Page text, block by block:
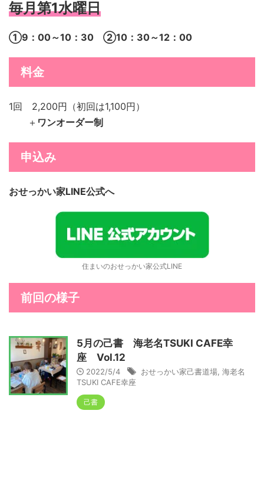
毎月第1水曜日
①9：00～10：30 ②10：30～12：00
料金
1回 2,200円（初回は1,100円）
＋ ワンオーダー制
申込み
おせっかい家LINE公式へ
住まいのおせっかい家公式LINE
前回の様子
5月の己書 海老名TSUKI CAFE幸
座 Vol.12
2022/5/4 おせっかい家己書道場 海老名
TSUKI CAFE幸座
己書